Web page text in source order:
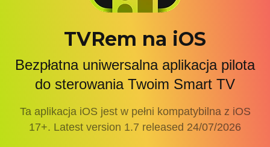
TVRem na iOS
Bezpłatna uniwersalna aplikacja pilota
do sterowania Twoim Smart TV
Ta aplikacja iOS jest w pełni kompatybilna z iOS
17+. Latest version 1.7 released 24/07/2026